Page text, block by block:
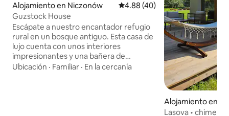
Alojamiento en Niczonów Calificación promedio: 4.88 de
4.88 (40)
Guzstock House
Escápate a nuestro encantador refugio
rural en un bosque antiguo. Esta casa de
lujo cuenta con unos interiores
impresionantes y una bañera de
hidromasaje ecológica para relajarse
Ubicación · Familiar · En la cercanía
Alojamiento en
Lasova •